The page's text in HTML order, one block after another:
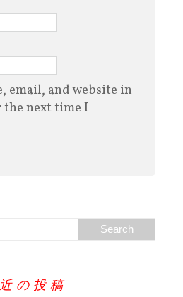
email, and website in
next time I
の投稿